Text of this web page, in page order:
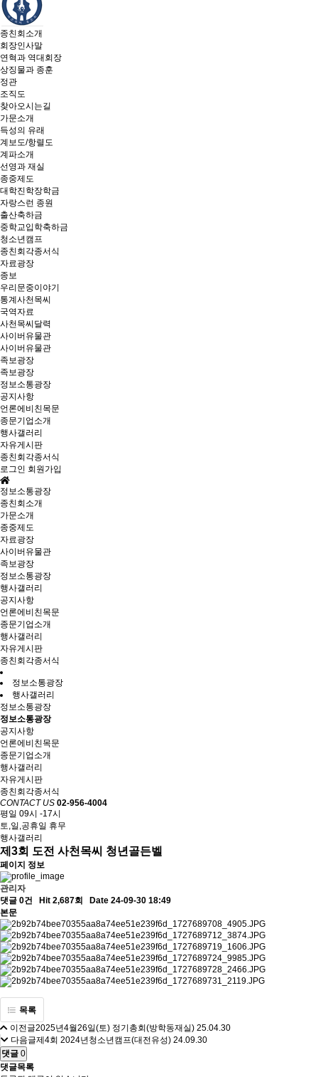
종친회소개
회장인사말
연혁과 역대회장
상징물과 종훈
정관
조직도
찾아오시는길
가문소개
득성의 유래
계보도/항렬도
계파소개
선영과 재실
종중제도
대학진학장학금
자랑스런 종원
출산축하금
중학교입학축하금
청소년캠프
종친회각종서식
자료광장
종보
우리문중이야기
통계사천목씨
국역자료
사천목씨달력
사이버유물관
사이버유물관
족보광장
족보광장
정보소통광장
공지사항
언론에비친목문
종문기업소개
행사갤러리
자유게시판
종친회각종서식
로그인 회원가입
정보소통광장
종친회소개
가문소개
종중제도
자료광장
사이버유물관
족보광장
정보소통광장
행사갤러리
공지사항
언론에비친목문
종문기업소개
행사갤러리
자유게시판
종친회각종서식
정보소통광장
행사갤러리
정보소통광장
정보소통광장
공지사항
언론에비친목문
종문기업소개
행사갤러리
자유게시판
종친회각종서식
CONTACT US 02-956-4004
평일 09시 -17시
토,일,공휴일 휴무
행사갤러리
제3회 도전 사천목씨 청년골든벨
페이지 정보
관리자
댓글 0건
Hit 2,687회
Date 24-09-30 18:49
본문
목록
이전글2025년4월26일(토) 정기총회(방학동재실) 25.04.30
다음글제4회 2024년청소년캠프(대전유성) 24.09.30
댓글 0
댓글목록